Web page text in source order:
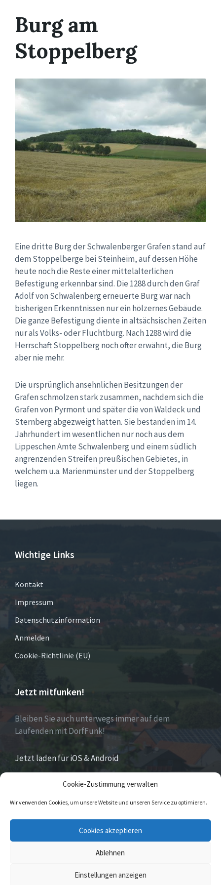
Cookie-Zustimmung verwalten
Wir verwenden Cookies, um unsere Website und unseren Service zu optimieren.
Cookies akzeptieren
Ablehnen
Einstellungen anzeigen
Burg am
Stoppelberg
Eine dritte Burg der Schwalenberger Grafen stand auf
dem Stoppelberge bei Steinheim, auf dessen Höhe
heute noch die Reste einer mittelalterlichen
Befestigung erkennbar sind. Die 1288 durch den Graf
Adolf von Schwalenberg erneuerte Burg war nach
bisherigen Erkenntnissen nur ein hölzernes Gebäude.
Die ganze Befestigung diente in altsächsischen Zeiten
nur als Volks- oder Fluchtburg. Nach 1288 wird die
Herrschaft Stoppelberg noch öfter erwähnt, die Burg
aber nie mehr.
Die ursprünglich ansehnlichen Besitzungen der
Grafen schmolzen stark zusammen, nachdem sich die
Grafen von Pyrmont und später die von Waldeck und
Sternberg abgezweigt hatten. Sie bestanden im 14.
Jahrhundert im wesentlichen nur noch aus dem
Lippeschen Amte Schwalenberg und einem südlich
angrenzenden Streifen preußischen Gebietes, in
welchem u.a. Marienmünster und der Stoppelberg
liegen.
Wichtige Links
Kontakt
Impressum
Datenschutzinformation
Anmelden
Cookie-Richtlinie (EU)
Jetzt mitfunken!
Bleiben Sie auch unterwegs immer auf dem
Laufenden mit DorfFunk!
Jetzt laden für iOS & Android
Eversenist Stadtteil der Stadt Nieheim im Kreis
Höxter im östlichen Nordrhein-Westfalen.